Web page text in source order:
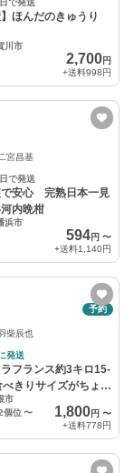
で発送
】ほんだのきゅうり
川市
2,700円
+送料998円
宮昌基
で発送
安心 完熟日本一見
内晩柑
浜市
594円 〜
+送料1,140円
予約
柴辰也
発送
フランス約3キロ15-
きりサイズがちょう
市
個位 〜 1,800円 〜
+送料778円